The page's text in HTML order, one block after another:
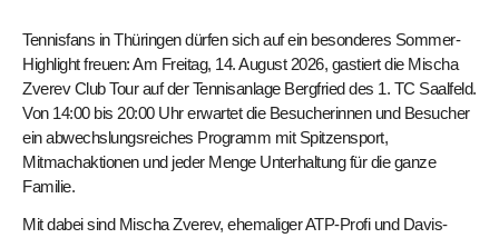
Tennisfans in Thüringen dürfen sich auf ein besonderes Sommer-
Highlight freuen: Am Freitag, 14. August 2026, gastiert die Mischa
Zverev Club Tour auf der Tennisanlage Bergfried des 1. TC Saalfeld.
Von 14:00 bis 20:00 Uhr erwartet die Besucherinnen und Besucher
ein abwechslungsreiches Programm mit Spitzensport,
Mitmachaktionen und jeder Menge Unterhaltung für die ganze
Familie.
Mit dabei sind Mischa Zverev, ehemaliger ATP-Profi und Davis-